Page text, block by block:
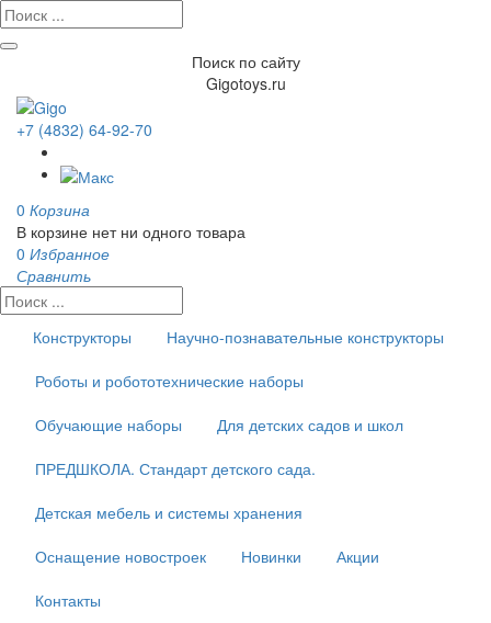
Поиск по сайту
Gigotoys.ru
+7 (4832) 64-92-70
0 Корзина
В корзине нет ни одного товара
0 Избранное
Сравнить
Конструкторы
Научно-познавательные конструкторы
Роботы и робототехнические наборы
Обучающие наборы
Для детских садов и школ
ПРЕДШКОЛА. Стандарт детского сада.
Детская мебель и системы хранения
Оснащение новостроек
Новинки
Акции
Контакты